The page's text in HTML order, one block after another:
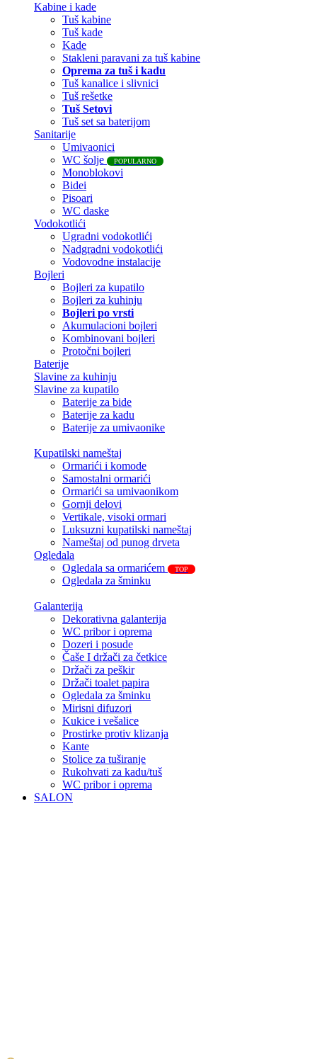
Kabine i kade
Tuš kabine
Tuš kade
Kade
Stakleni paravani za tuš kabine
Oprema za tuš i kadu
Tuš kanalice i slivnici
Tuš rešetke
Tuš Setovi
Tuš set sa baterijom
Sanitarije
Umivaonici
WC šolje
POPULARNO
Monoblokovi
Bidei
Pisoari
WC daske
Vodokotlići
Ugradni vodokotlići
Nadgradni vodokotlići
Vodovodne instalacije
Bojleri
Bojleri za kupatilo
Bojleri za kuhinju
Bojleri po vrsti
Akumulacioni bojleri
Kombinovani bojleri
Protočni bojleri
Baterije
Slavine za kuhinju
Slavine za kupatilo
Baterije za bide
Baterije za kadu
Baterije za umivaonike
Kupatilski nameštaj
Ormarići i komode
Samostalni ormarići
Ormarići sa umivaonikom
Gornji delovi
Vertikale, visoki ormari
Luksuzni kupatilski nameštaj
Nameštaj od punog drveta
Ogledala
Ogledala sa ormarićem
TOP
Ogledala za šminku
Galanterija
Dekorativna galanterija
WC pribor i oprema
Dozeri i posude
Čaše I držači za četkice
Držači za peškir
Držači toalet papira
Ogledala za šminku
Mirisni difuzori
Kukice i vešalice
Prostirke protiv klizanja
Kante
Stolice za tuširanje
Rukohvati za kadu/tuš
WC pribor i oprema
SALON